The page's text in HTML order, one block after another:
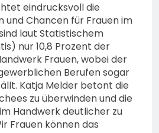
eindrucksvoll die
und Chancen für Frauen im
laut Statistischem
nur 10,8 Prozent der
Frauen, wobei der
Berufen sogar
Katja Melder betont die
zu überwinden und die
Handwerk deutlicher zu
Frauen können das